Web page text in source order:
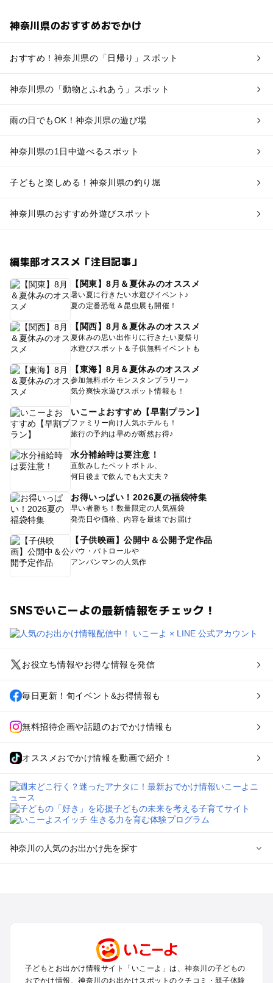
神奈川県のおすすめおでかけ
おすすめ！神奈川県の「日帰り」スポット
神奈川県の「動物とふれあう」スポット
雨の日でもOK！神奈川県の遊び場
神奈川県の1日中遊べるスポット
子どもと楽しめる！神奈川県の釣り堀
神奈川県のおすすめ外遊びスポット
編集部オススメ「注目記事」
【関東】8月＆夏休みのオススメ
暑い夏に行きたい水遊びイベント♪
夏の定番恐竜＆昆虫展も開催！
【関西】8月＆夏休みのオススメ
夏休みの思い出作りに行きたい夏祭り
水遊びスポット＆子供無料イベントも
【東海】8月＆夏休みのオススメ
参加無料ポケモンスタンプラリー♪
気分爽快水遊びスポット情報も！
いこーよおすすめ【早割プラン】
ファミリー向け人気ホテルも！
旅行の予約は早めが断然お得♪
水分補給時は要注意！
直飲みしたペットボトル、
何日後まで飲んでも大丈夫？
お得いっぱい！2026夏の福袋特集
早い者勝ち！数量限定の人気福袋
発売日や価格、内容を最速でお届け
【子供映画】公開中＆公開予定作品
パウ・パトロールや
アンパンマンの人気作
SNSでいこーよの最新情報をチェック！
お役立ち情報やお得な情報を発信
毎日更新！旬イベント&お得情報も
無料招待企画や話題のおでかけ情報も
オススメおでかけ情報を動画で紹介！
神奈川の人気のお出かけ先を探す
小田原・熱海・湯河原・真鶴のプールお出かけ
町田・相模原・愛川・上野原のプールお出かけ
新横浜・港北エリア・日吉・青葉台・鶴見のプールお出かけ
子どもとお出かけ情報サイト「いこーよ」は、神奈川の子どもの
おでかけ情報、神奈川のお出かけスポットのクチコミ・親子体験